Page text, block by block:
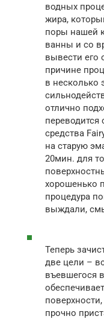
водных
жира,
поры нашей
ванны и со
вывести его
причине
в несколько
отлично
средства
на старую
20мин. для
хорошенько
процедура
выждали,
Теперь
две цели –
въевшегося
прочно